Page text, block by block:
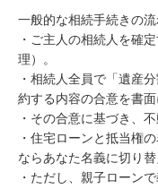
一般的な相続手続きの流
・ご主人の相続人を確
理）。
・相続人全員で「遺産
約する内容の合意を書面
・その合意に基づき、
・住宅ローンと抵当権
ならあなた名義に切り
・ただし、親子ローン